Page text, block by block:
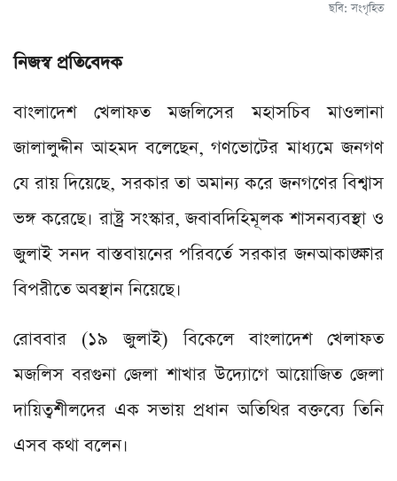
ছবি: সংগৃহিত
নিজস্ব প্রতিবেদক
বাংলাদেশ খেলাফত মজলিসের মহাসচিব মাওলানা
জালালুদ্দীন আহমদ বলেছেন, গণভোটের মাধ্যমে জনগণ
যে রায় দিয়েছে, সরকার তা অমান্য করে জনগণের বিশ্বাস
ভঙ্গ করেছে। রাষ্ট্র সংস্কার, জবাবদিহিমূলক শাসনব্যবস্থা ও
জুলাই সনদ বাস্তবায়নের পরিবর্তে সরকার জনআকাঙ্ক্ষার
বিপরীতে অবস্থান নিয়েছে।
রোববার (১৯ জুলাই) বিকেলে বাংলাদেশ খেলাফত
মজলিস বরগুনা জেলা শাখার উদ্যোগে আয়োজিত জেলা
দায়িত্বশীলদের এক সভায় প্রধান অতিথির বক্তব্যে তিনি
এসব কথা বলেন।